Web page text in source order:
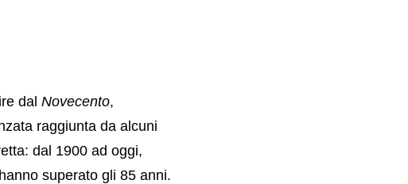
dal Novecento,
raggiunta da alcuni
dal 1900 ad oggi,
superato gli 85 anni.